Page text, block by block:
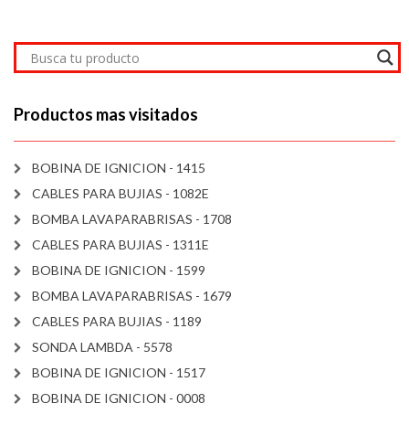
Productos mas visitados
BOBINA DE IGNICION - 1415
CABLES PARA BUJIAS - 1082E
BOMBA LAVAPARABRISAS - 1708
CABLES PARA BUJIAS - 1311E
BOBINA DE IGNICION - 1599
BOMBA LAVAPARABRISAS - 1679
CABLES PARA BUJIAS - 1189
SONDA LAMBDA - 5578
BOBINA DE IGNICION - 1517
BOBINA DE IGNICION - 0008